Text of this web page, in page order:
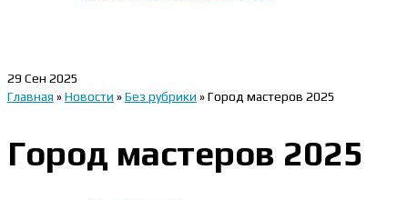
29 Сен 2025
Главная »Новости »Без рубрики »Город мастеров 2025
Город мастеров 2025